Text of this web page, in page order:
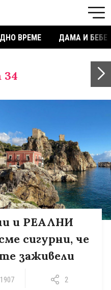
ВРЕМЕ ДАМА И БЕБЕ
34
и РЕАЛНИ
сигурни, че
заживели
1907 2